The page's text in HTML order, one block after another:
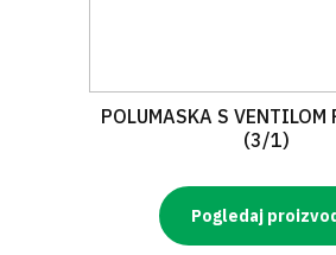
POLUMASKA S
(3/1)
Pogledaj